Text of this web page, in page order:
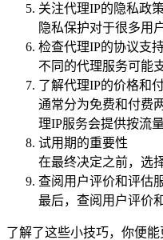
关注代理IP的隐私政策
隐私保护对于很多用
检查代理IP的协议支
不同的代理服务可能
了解代理IP的价格和
通常分为免费和付费
理IP服务会提供按流
试用期的重要性
在最终决定之前，选
查阅用户评价和评估
最后，查阅用户评价
了解了这些小技巧，你便